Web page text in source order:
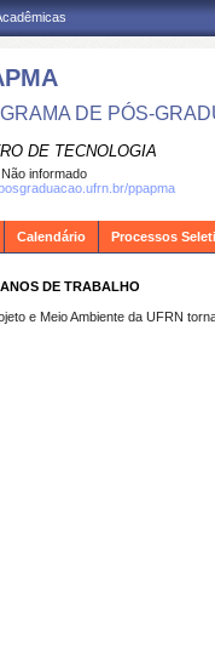
DE PÓS-
DE TECNOLOGIA
Não informado
ppapma
Calendário Processos
DE TRABALHO
e Meio Ambiente da UFRN